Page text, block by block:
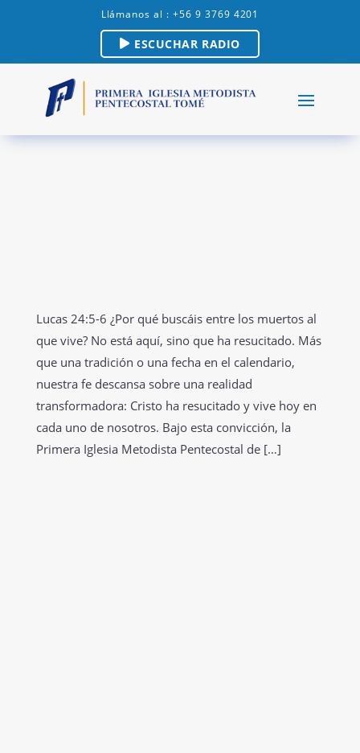
Llámanos al : +56 9 3769 4201
ESCUCHAR RADIO
Lucas 24:5-6 ¿Por qué buscáis entre los muertos al
que vive? No está aquí, sino que ha resucitado. Más
que una tradición o una fecha en el calendario,
nuestra fe descansa sobre una realidad
transformadora: Cristo ha resucitado y vive hoy en
cada uno de nosotros. Bajo esta convicción, la
Primera Iglesia Metodista Pentecostal de […]